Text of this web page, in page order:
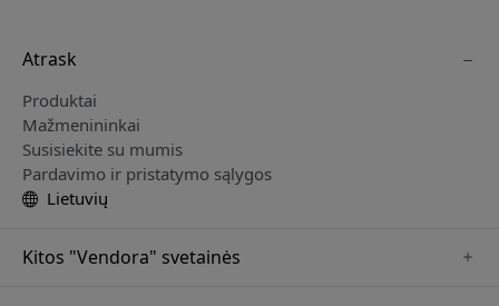
Atrask
Produktai
Mažmenininkai
Susisiekite su mumis
Pardavimo ir pristatymo sąlygos
Lietuvių
Kitos "Vendora" svetainės